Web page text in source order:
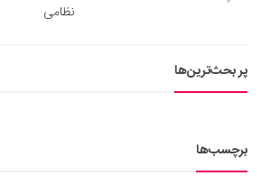
نظامی
پر بحث‌ترین‌ها
برچسب‌ها